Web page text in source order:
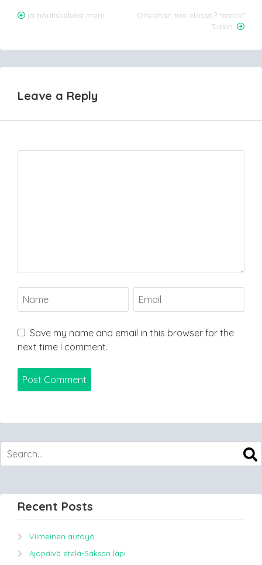
Post
ja nautiskeluksi meni
Onkohan tuo elossa? *crack*
Tuskin.
Leave a Reply
Save my name and email in this browser for the
next time I comment.
Recent Posts
Viimeinen autoyö
Ajopäivä etelä-Saksan läpi